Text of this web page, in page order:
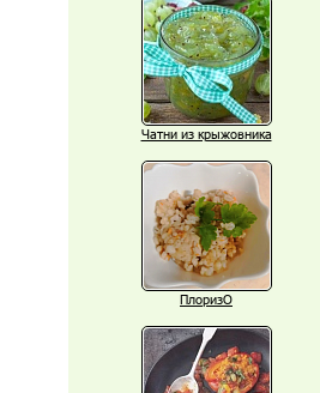
Чатни из крыжовника
ПлоризО